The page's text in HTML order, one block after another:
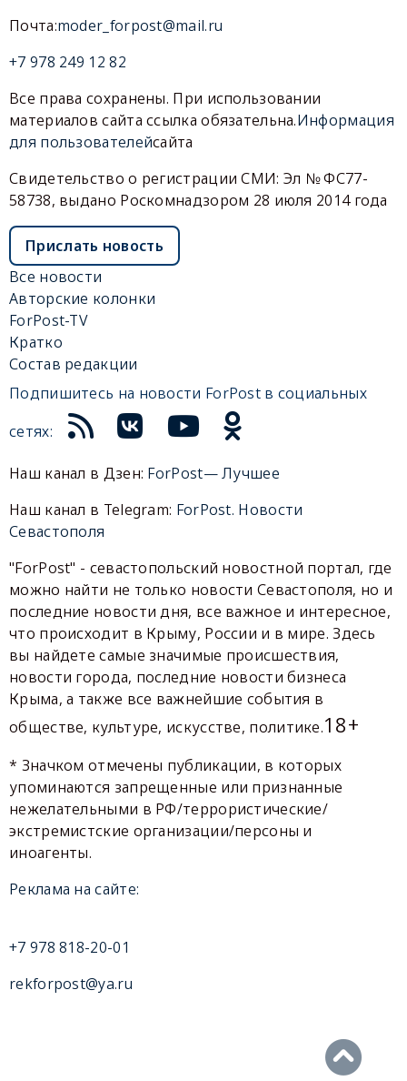
Почта:moder_forpost@mail.ru
+7 978 249 12 82
Все права сохранены. При использовании
материалов сайта ссылка обязательна.Информация
для пользователейсайта
Свидетельство о регистрации СМИ: Эл № ФС77-
58738, выдано Роскомнадзором 28 июля 2014 года
Прислать новость
Все новости
Авторские колонки
ForPost-TV
Кратко
Состав редакции
Подпишитесь на новости ForPost в социальных
сетях:
Наш канал в Дзен: ForPost— Лучшее
Наш канал в Telegram: ForPost. Новости
Севастополя
"ForPost" - севастопольский новостной портал, где
можно найти не только новости Севастополя, но и
последние новости дня, все важное и интересное,
что происходит в Крыму, России и в мире. Здесь
вы найдете самые значимые происшествия,
новости города, последние новости бизнеса
Крыма, а также все важнейшие события в
обществе, культуре, искусстве, политике.18+
* Значком отмечены публикации, в которых
упоминаются запрещенные или признанные
нежелательными в РФ/террористические/
экстремистские организации/персоны и
иноагенты.
Реклама на сайте:
+7 978 818-20-01
rekforpost@ya.ru